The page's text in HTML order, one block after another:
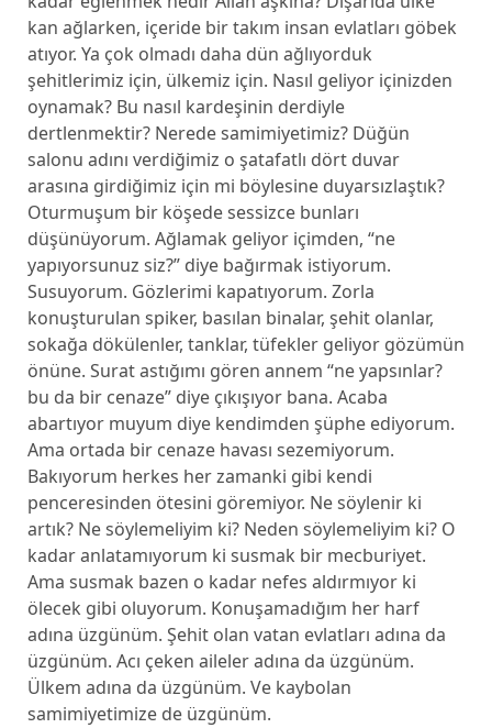
kan ağlarken, içeride bir takım insan evlatları göbek
atıyor. Ya çok olmadı daha dün ağlıyorduk
şehitlerimiz için, ülkemiz için. Nasıl geliyor içinizden
oynamak? Bu nasıl kardeşinin derdiyle
dertlenmektir? Nerede samimiyetimiz? Düğün
salonu adını verdiğimiz o şatafatlı dört duvar
arasına girdiğimiz için mi böylesine duyarsızlaştık?
Oturmuşum bir köşede sessizce bunları
düşünüyorum. Ağlamak geliyor içimden, “ne
yapıyorsunuz siz?” diye bağırmak istiyorum.
Susuyorum. Gözlerimi kapatıyorum. Zorla
konuşturulan spiker, basılan binalar, şehit olanlar,
sokağa dökülenler, tanklar, tüfekler geliyor gözümün
önüne. Surat astığımı gören annem “ne yapsınlar?
bu da bir cenaze” diye çıkışıyor bana. Acaba
abartıyor muyum diye kendimden şüphe ediyorum.
Ama ortada bir cenaze havası sezemiyorum.
Bakıyorum herkes her zamanki gibi kendi
penceresinden ötesini göremiyor. Ne söylenir ki
artık? Ne söylemeliyim ki? Neden söylemeliyim ki? O
kadar anlatamıyorum ki susmak bir mecburiyet.
Ama susmak bazen o kadar nefes aldırmıyor ki
ölecek gibi oluyorum. Konuşamadığım her harf
adına üzgünüm. Şehit olan vatan evlatları adına da
üzgünüm. Acı çeken aileler adına da üzgünüm.
Ülkem adına da üzgünüm. Ve kaybolan
samimiyetimize de üzgünüm.